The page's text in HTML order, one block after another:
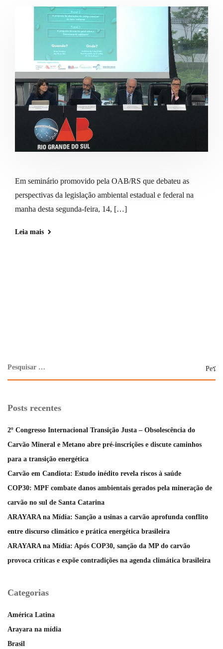
Em seminário promovido pela OAB/RS que debateu as
perspectivas da legislação ambiental estadual e federal na
manha desta segunda-feira, 14, […]
Leia mais
Posts recentes
2º Congresso Internacional Transição Justa – Obsolescência do
Carvão Mineral e Metano abre pré-inscrições e discute caminhos
para a transição energética
Carvão em Candiota: Estudo inédito revela riscos à saúde
COP30: MPF combate danos ambientais gerados pela mineração de
carvão no sul de Santa Catarina
ARAYARA na Mídia: Sanção a usinas a carvão aprofunda conflito
entre discurso climático e prática energética brasileira
ARAYARA na Mídia: Após COP30, sanção da MP do carvão
provoca críticas e expõe contradições na agenda climática brasileira
Categorias
América Latina
Arayara na mídia
Brasil